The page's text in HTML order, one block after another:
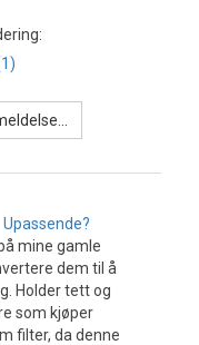
Upassende?
mine gamle
dem til å
Holder tett og
som kjøper
filter, da denne